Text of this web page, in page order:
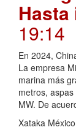
19:14
En 2024,
La empresa
marina más
metros,
MW. De
Xataka México